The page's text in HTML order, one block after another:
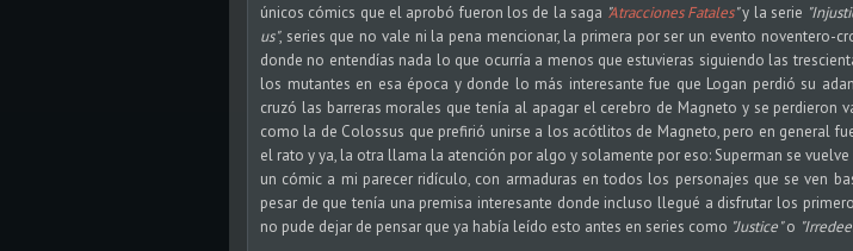
únicos cómics que el aprobó fueron los de la saga Atracciones Fatales"y la serie
us", series que no vale ni la pena mencionar, la primera por ser un evento noventero-
donde no entendías nada lo que ocurría a menos que estuvieras siguiendo las
los mutantes en esa época y donde lo más interesante fue que Logan perdió su
cruzó las barreras morales que tenía al apagar el cerebro de Magneto y se perdieron
como la de Colossus que prefirió unirse a los acótlitos de Magneto, pero en general
el rato y ya, la otra llama la atención por algo y solamente por eso: Superman se vuelve
un cómic a mi parecer ridículo, con armaduras en todos los personajes que se ven
pesar de que tenía una premisa interesante donde incluso llegué a disfrutar los
no pude dejar de pensar que ya había leído esto antes en series como "Justice"o